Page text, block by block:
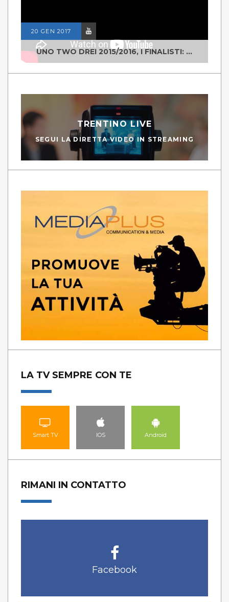
20 GEN 2017
UNO TWO DREI 2015/2016, I FINALISTI: CLASSE IV ALS ISTITUTO "DEGASPERI" BORGO VALSUGANA
TRENTINO LIVE
SEGUI LA DIRETTA VIDEO IN STREAMING
LA TV SEMPRE CON TE
Smart TV IOS Android
RIMANI IN CONTATTO
Facebook